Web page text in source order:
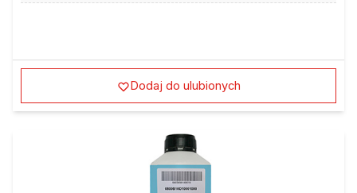
Dodaj do ulubionych